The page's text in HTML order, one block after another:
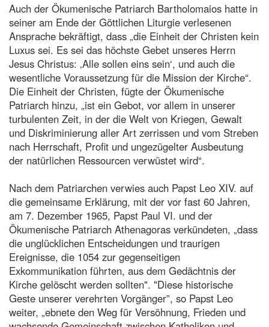
Auch der Ökumenische Patriarch Bartholomaios hatte in
seiner am Ende der Göttlichen Liturgie verlesenen
Ansprache bekräftigt, dass „die Einheit der Christen kein
Luxus sei. Es sei das höchste Gebet unseres Herrn
Jesus Christus: ‚Alle sollen eins sein‘, und auch die
wesentliche Voraussetzung für die Mission der Kirche“.
Die Einheit der Christen, fügte der Ökumenische
Patriarch hinzu, „ist ein Gebot, vor allem in unserer
turbulenten Zeit, in der die Welt von Kriegen, Gewalt
und Diskriminierung aller Art zerrissen und vom Streben
nach Herrschaft, Profit und ungezügelter Ausbeutung
der natürlichen Ressourcen verwüstet wird“.
Nach dem Patriarchen verwies auch Papst Leo XIV. auf
die gemeinsame Erklärung, mit der vor fast 60 Jahren,
am 7. Dezember 1965, Papst Paul VI. und der
Ökumenische Patriarch Athenagoras verkündeten, „dass
die unglücklichen Entscheidungen und traurigen
Ereignisse, die 1054 zur gegenseitigen
Exkommunikation führten, aus dem Gedächtnis der
Kirche gelöscht werden sollten". "Diese historische
Geste unserer verehrten Vorgänger”, so Papst Leo
weiter, „ebnete den Weg für Versöhnung, Frieden und